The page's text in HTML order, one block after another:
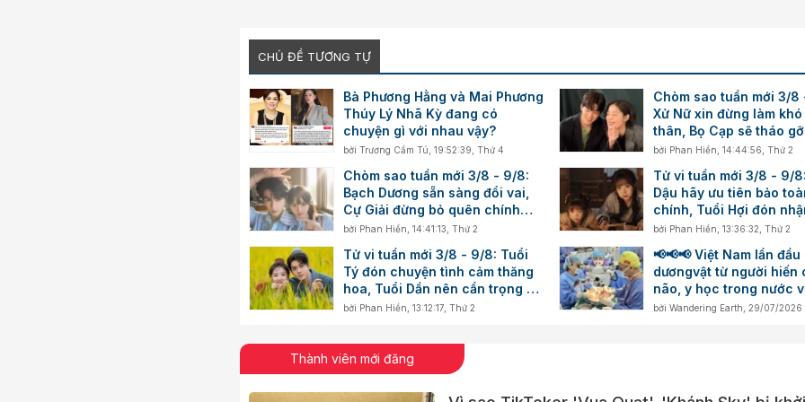
CHỦ ĐỀ TƯƠNG TỰ
Bà Phương Hằng và Mai Phương
Thúy Lý Nhã Kỳ đang có
chuyện gì với nhau vậy?
bởi Trương Cẩm Tú 19:52:39, Thứ 4
Chòm sao tuần mới 3/8
Xử Nữ xin đừng làm khó
thân, Bọ Cạp sẽ tháo
nút thắt
bởi Phan Hiền 14:44:56, Thứ 2
Chòm sao tuần mới 3/8 - 9/8:
Bạch Dương sẵn sàng đổi vai,
Cự Giải đừng bỏ quên chính
mình
bởi Phan Hiền 14:41:13, Thứ 2
Tử vi tuần mới 3/8 - 9/
Dậu hãy ưu tiên bảo
chính, Tuổi Hợi đón
cảm hứng trong công
bởi Phan Hiền 13:36:32, Thứ 2
Tử vi tuần mới 3/8 - 9/8: Tuổi
Tý đón chuyện tình cảm thăng
hoa, Tuổi Dần nên cẩn trọng với
biến động số dư
bởi Phan Hiền 13:12:17, Thứ 2
📢📢📢 Việt Nam lần đầu
dươngvật từ người hiến
não, y học trong nước
thêm một cột mốc mới
bởi Wandering Earth 29/07/2026
Thành viên mới đăng